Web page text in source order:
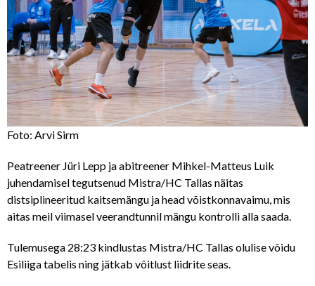
Foto: Arvi Sirm
Peatreener Jüri Lepp ja abitreener Mihkel-Matteus Luik
juhendamisel tegutsenud Mistra/HC Tallas näitas
distsiplineeritud kaitsemängu ja head võistkonnavaimu, mis
aitas meil viimasel veerandtunnil mängu kontrolli alla saada.
Tulemusega 28:23 kindlustas Mistra/HC Tallas olulise võidu
Esiliiga tabelis ning jätkab võitlust liidrite seas.